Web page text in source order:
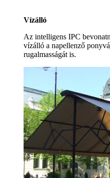
Vízálló
Az intelligens IPC
vízálló a napellenző
rugalmasságát is.